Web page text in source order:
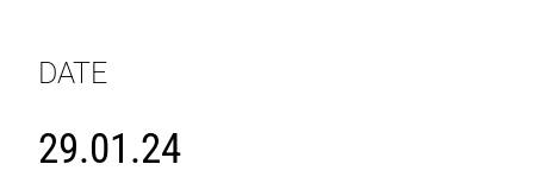
DATE
29.01.24